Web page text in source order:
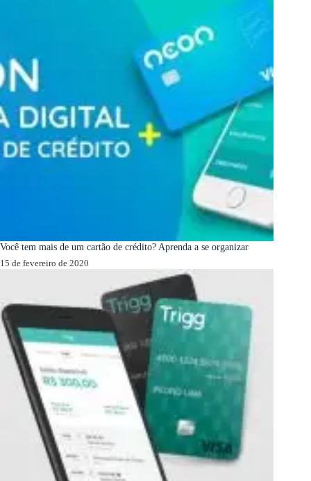
Você tem mais de um cartão de crédito? Aprenda a se organizar
15 de fevereiro de 2020